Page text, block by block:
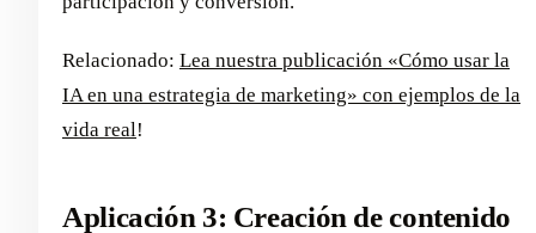
Relacionado: Lea nuestra publicación «Cómo usar la
IA en una estrategia de marketing» con ejemplos de la
vida real!
Aplicación 3: Creación de contenido